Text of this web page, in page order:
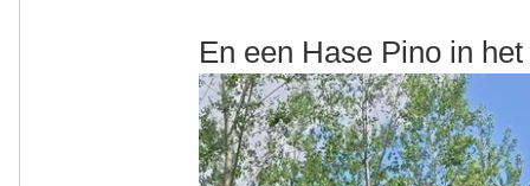
En een Hase Pino in